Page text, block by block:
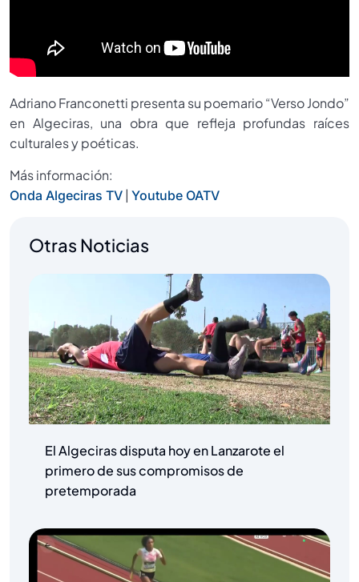
Adriano Franconetti presenta su poemario “Verso Jondo”
en Algeciras, una obra que refleja profundas raíces
culturales y poéticas.
Más información:
Onda Algeciras TV | Youtube OATV
Otras Noticias
El Algeciras disputa hoy en Lanzarote el
primero de sus compromisos de
pretemporada